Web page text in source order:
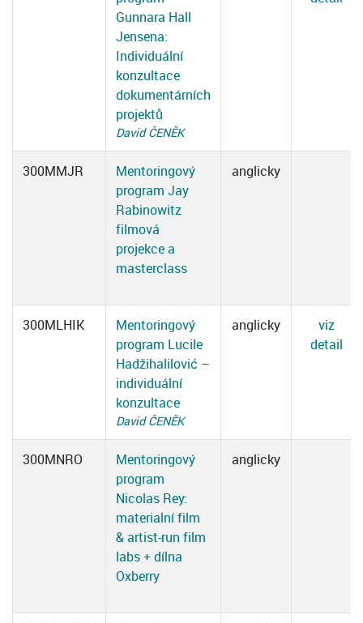
Gunnara Hall
Jensena:
Individuální
konzultace
dokumentárních
projektů
David ČENĚK
300MMJR
Mentoringový
program Jay
Rabinowitz
filmová
projekce a
masterclass
anglicky
300MLHIK
Mentoringový
program Lucile
Hadžihalilović –
individuální
konzultace
David ČENĚK
anglicky
viz
detail
300MNRO
Mentoringový
program
Nicolas Rey:
materialní film
& artist-run film
labs + dílna
Oxberry
anglicky